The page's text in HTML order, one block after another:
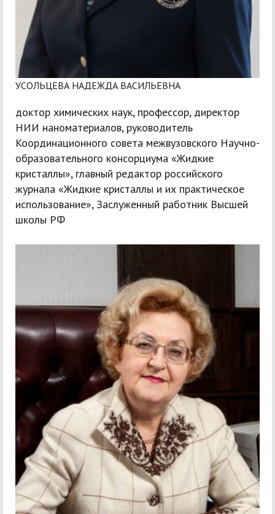
УСОЛЬЦЕВА НАДЕЖДА ВАСИЛЬЕВНА
доктор химических наук, профессор, директор
НИИ наноматериалов, руководитель
Координационного совета межвузовского Научно-
образовательного консорциума «Жидкие
кристаллы», главный редактор российского
журнала «Жидкие кристаллы и их практическое
использование», Заслуженный работник Высшей
школы РФ